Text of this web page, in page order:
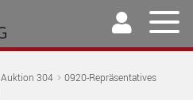
Auktion 304
0920-Repräsentatives